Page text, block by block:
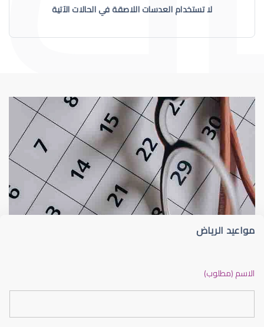
لا تستخدام العدسات اللاصقة في الحالات الآتية
عيوب الإبصار
العدسات اللاصقة
مواعيد الرياض
الاسم (مطلوب)